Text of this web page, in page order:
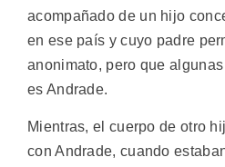
acompañado de un hijo
en ese país y cuyo padre
anonimato, pero que
es Andrade.
Mientras, el cuerpo de otro
con Andrade, cuando